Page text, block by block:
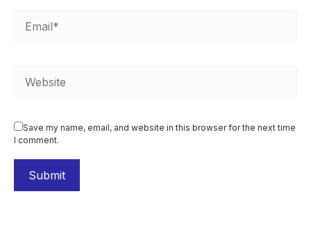
Save my name, email, and website in this browser for the next time
I comment.